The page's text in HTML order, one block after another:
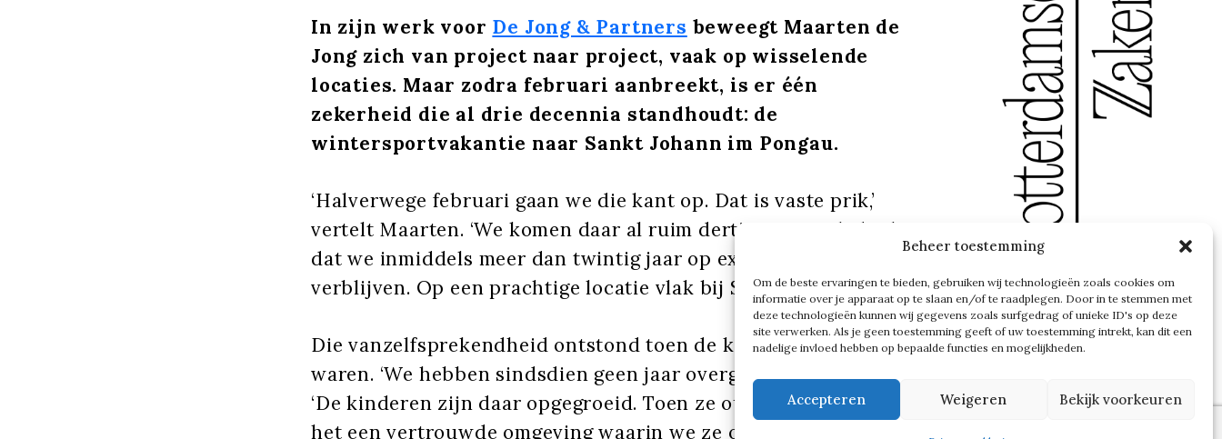
Beheer toestemming
Om de beste ervaringen te bieden, gebruiken wij technologieën zoals cookies om
informatie over je apparaat op te slaan en/of te raadplegen. Door in te stemmen met
deze technologieën kunnen wij gegevens zoals surfgedrag of unieke ID's op deze
site verwerken. Als je geen toestemming geeft of uw toestemming intrekt, kan dit een
nadelige invloed hebben op bepaalde functies en mogelijkheden.
Accepteren Weigeren Bekijk voorkeuren
In zijn werk voor De Jong & Partners beweegt Maarten de
Jong zich van project naar project, vaak op wisselende
locaties. Maar zodra februari aanbreekt, is er één
zekerheid die al drie decennia standhoudt: de
wintersportvakantie naar Sankt Johann im Pongau.
‘Halverwege februari gaan we die kant op. Dat is vaste prik,’
vertelt Maarten. ‘We komen daar al ruim dertig jaar en ik denk
dat we inmiddels meer dan twintig jaar op exact dezelfde plek
verblijven. Op een prachtige locatie vlak bij Salzburg.’
Die vanzelfsprekendheid ontstond toen de kinderen nog klein
waren. ‘We hebben sindsdien geen jaar overgeslagen,’ zegt hij.
‘De kinderen zijn daar opgegroeid. Toen ze ouder werden, was
het een vertrouwde omgeving waarin we ze ook zelfstandig